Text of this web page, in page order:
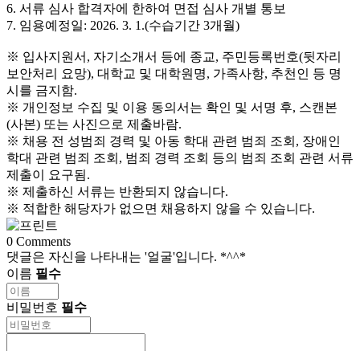
6. 서류 심사 합격자에 한하여 면접 심사 개별 통보
7. 임용예정일: 2026. 3. 1.(수습기간 3개월)
※ 입사지원서, 자기소개서 등에 종교, 주민등록번호(뒷자리
보안처리 요망), 대학교 및 대학원명, 가족사항, 추천인 등 명
시를 금지함.
※ 개인정보 수집 및 이용 동의서는 확인 및 서명 후, 스캔본
(사본) 또는 사진으로 제출바람.
※ 채용 전 성범죄 경력 및 아동 학대 관련 범죄 조회, 장애인
학대 관련 범죄 조회, 범죄 경력 조회 등의 범죄 조회 관련 서류
제출이 요구됨.
※ 제출하신 서류는 반환되지 않습니다.
※ 적합한 해당자가 없으면 채용하지 않을 수 있습니다.
0 Comments
댓글은 자신을 나타내는 '얼굴'입니다. *^^*
이름 필수
비밀번호 필수